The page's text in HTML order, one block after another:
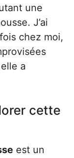
une
J’ai
chez moi,
a
cette
est un